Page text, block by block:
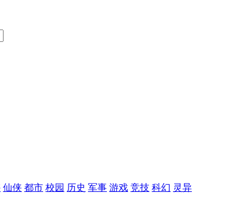
仙侠 都市 校园 历史 军事 游戏 竞技 科幻 灵异